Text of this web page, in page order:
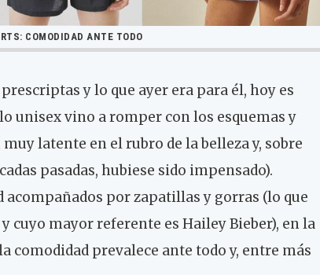
COMODIDAD ANTE TODO
y lo que ayer era para él, hoy es
unisex vino a romper con los esquemas y
latente en el rubro de la belleza y, sobre
pasadas, hubiese sido impensado).
acompañados por zapatillas y gorras (lo que
cuyo mayor referente es Hailey Bieber), en la
comodidad prevalece ante todo y, entre más